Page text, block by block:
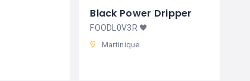
Black Power Dripper
FOODL0V3R 🖤
Martinique